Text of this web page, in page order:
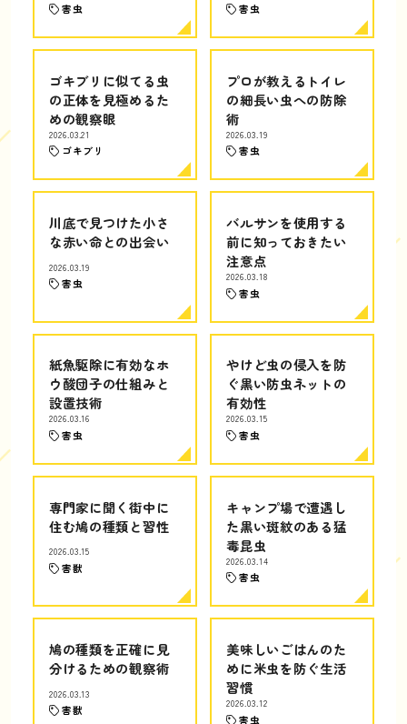
害虫 害虫
ゴキブリに似てる虫
の正体を見極めるた
めの観察眼
2026.03.21
ゴキブリ
プロが教えるトイレ
の細長い虫への防除
術
2026.03.19
害虫
川底で見つけた小さ
な赤い命との出会い
2026.03.19
害虫
バルサンを使用する
前に知っておきたい
注意点
2026.03.18
害虫
紙魚駆除に有効なホ
ウ酸団子の仕組みと
設置技術
2026.03.16
害虫
やけど虫の侵入を防
ぐ黒い防虫ネットの
有効性
2026.03.15
害虫
専門家に聞く街中に
住む鳩の種類と習性
2026.03.15
害獣
キャンプ場で遭遇し
た黒い斑紋のある猛
毒昆虫
2026.03.14
害虫
鳩の種類を正確に見
分けるための観察術
2026.03.13
害獣
美味しいごはんのた
めに米虫を防ぐ生活
習慣
2026.03.12
害虫